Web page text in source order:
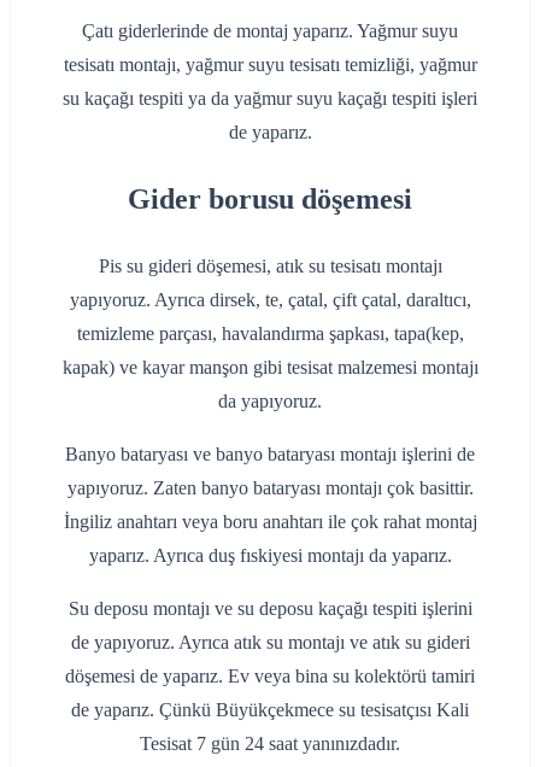
Çatı giderlerinde de montaj yaparız. Yağmur suyu
tesisatı montajı, yağmur suyu tesisatı temizliği, yağmur
su kaçağı tespiti ya da yağmur suyu kaçağı tespiti işleri
de yaparız.
Gider borusu döşemesi
Pis su gideri döşemesi, atık su tesisatı montajı
yapıyoruz. Ayrıca dirsek, te, çatal, çift çatal, daraltıcı,
temizleme parçası, havalandırma şapkası, tapa(kep,
kapak) ve kayar manşon gibi tesisat malzemesi montajı
da yapıyoruz.
Banyo bataryası ve banyo bataryası montajı işlerini de
yapıyoruz. Zaten banyo bataryası montajı çok basittir.
İngiliz anahtarı veya boru anahtarı ile çok rahat montaj
yaparız. Ayrıca duş fıskiyesi montajı da yaparız.
Su deposu montajı ve su deposu kaçağı tespiti işlerini
de yapıyoruz. Ayrıca atık su montajı ve atık su gideri
döşemesi de yaparız. Ev veya bina su kolektörü tamiri
de yaparız. Çünkü Büyükçekmece su tesisatçısı Kali
Tesisat 7 gün 24 saat yanınızdadır.